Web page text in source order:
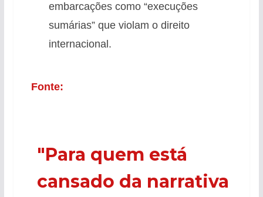
embarcações como “execuções
sumárias” que violam o direito
internacional.
Fonte:
"Para quem está
cansado da narrativa